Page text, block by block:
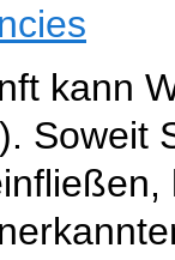
kann
Soweit